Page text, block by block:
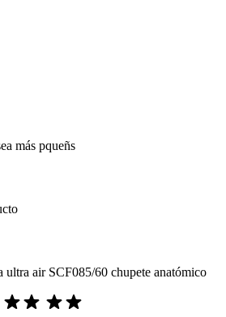
más pqueñs
ultra air SCF085/60 chupete anatómico